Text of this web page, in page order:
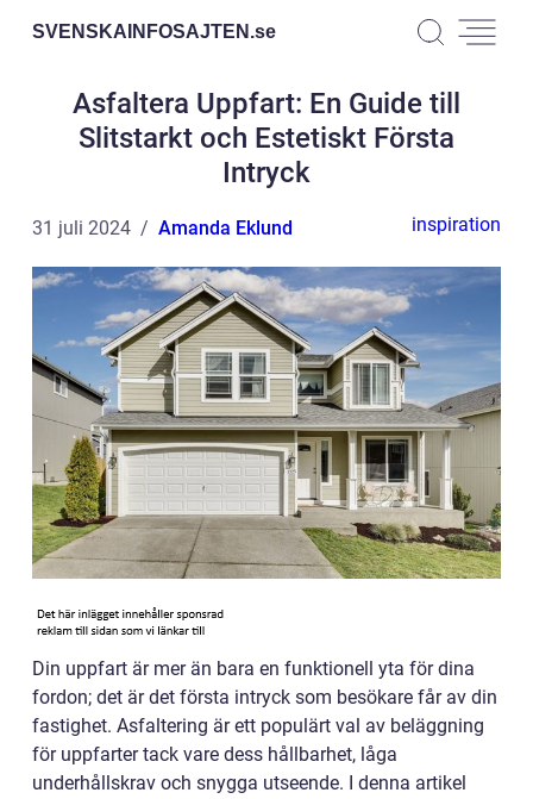
SVENSKAINFOSAJTEN.se
Asfaltera Uppfart: En Guide till
Slitstarkt och Estetiskt Första
Intryck
31 juli 2024 Amanda Eklund inspiration
Din uppfart är mer än bara en funktionell yta för dina
fordon; det är det första intryck som besökare får av din
fastighet. Asfaltering är ett populärt val av beläggning
för uppfarter tack vare dess hållbarhet, låga
underhållskrav och snygga utseende. I denna artikel